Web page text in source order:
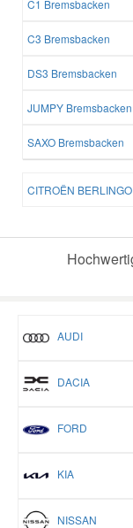
C1 Bremsbacken
C3 Bremsbacken
DS3 Bremsbacken
JUMPY Bremsbacken
SAXO Bremsbacken
CITROËN
AUDI
DACIA
FORD
KIA
NISSAN